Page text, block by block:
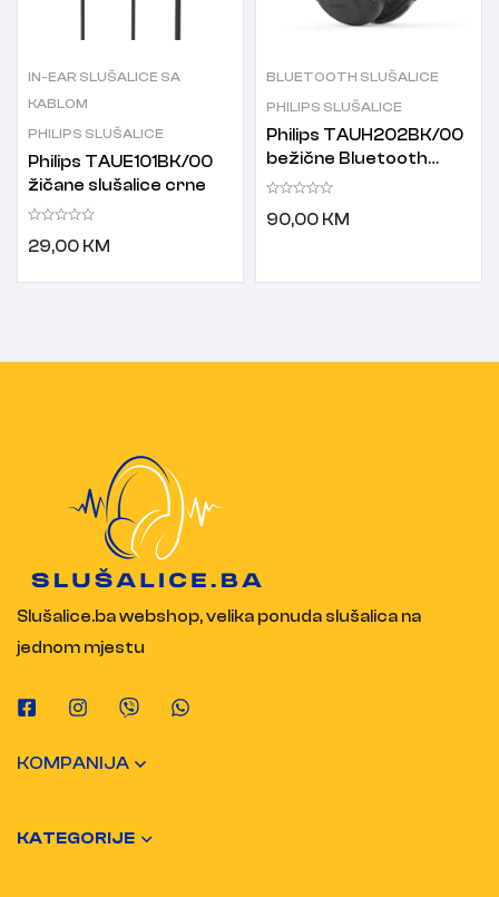
IN-EAR SLUŠALICE SA
KABLOM
PHILIPS SLUŠALICE
Philips TAUE101BK/00
žičane slušalice crne
29,00 KM
BLUETOOTH SLUŠALICE
PHILIPS SLUŠALICE
Philips TAUH202BK/00
bežične Bluetooth
slušalice sa
90,00 KM
Slušalice.ba webshop, velika ponuda slušalica na
jednom mjestu
KOMPANIJA
KATEGORIJE